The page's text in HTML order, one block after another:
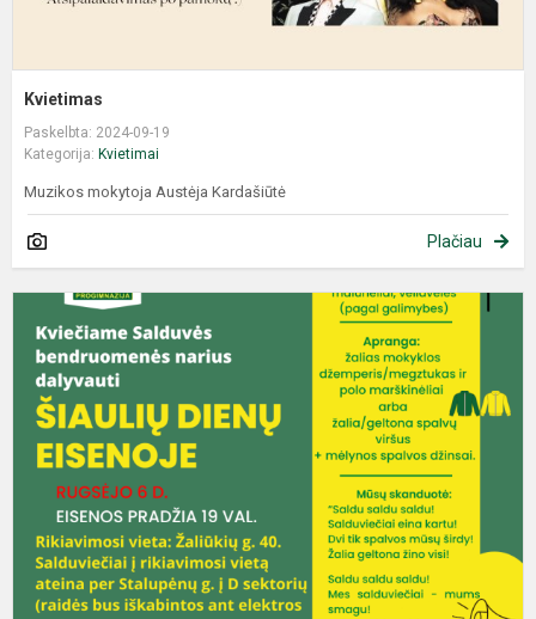
Kvietimas
Paskelbta: 2024-09-19
Kategorija: Kvietimai
Muzikos mokytoja Austėja Kardašiūtė
Plačiau